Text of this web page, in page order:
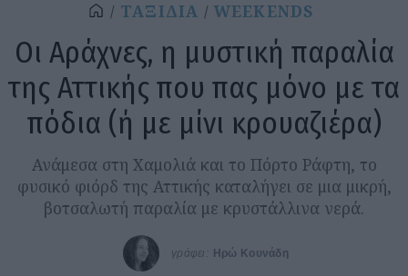
ΤΑΞΙΔΙΑ WEEKENDS
Οι Αράχνες, η μυστική παραλία
της Αττικής που πας μόνο με τα
πόδια (ή με μίνι κρουαζιέρα)
Ανάμεσα στη Χαμολιά και το Πόρτο Ράφτη, το
φυσικό φιόρδ της Αττικής καταλήγει σε μια μικρή,
βοτσαλωτή παραλία με κρυστάλλινα νερά.
γράφει: Ηρώ Κουνάδη